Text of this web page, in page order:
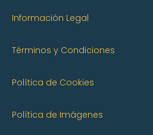
Información Legal
Términos y Condiciones
Política de Cookies
Política de Imágenes